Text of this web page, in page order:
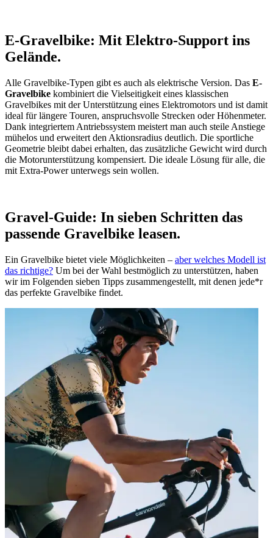
E-Gravelbike: Mit Elektro-Support ins
Gelände.
Alle Gravelbike-Typen gibt es auch als elektrische Version. Das E-
Gravelbike kombiniert die Vielseitigkeit eines klassischen
Gravelbikes mit der Unterstützung eines Elektromotors und ist damit
ideal für längere Touren, anspruchsvolle Strecken oder Höhenmeter.
Dank integriertem Antriebssystem meistert man auch steile Anstiege
mühelos und erweitert den Aktionsradius deutlich. Die sportliche
Geometrie bleibt dabei erhalten, das zusätzliche Gewicht wird durch
die Motorunterstützung kompensiert. Die ideale Lösung für alle, die
mit Extra-Power unterwegs sein wollen.
Gravel-Guide: In sieben Schritten das
passende Gravelbike leasen.
Ein Gravelbike bietet viele Möglichkeiten – aber welches Modell ist
das richtige? Um bei der Wahl bestmöglich zu unterstützen, haben
wir im Folgenden sieben Tipps zusammengestellt, mit denen jede*r
das perfekte Gravelbike findet.